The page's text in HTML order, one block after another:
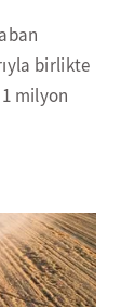
birlikte
milyon